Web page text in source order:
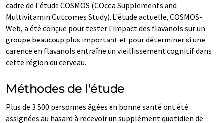
cadre de l'étude COSMOS (COcoa Supplements and
Multivitamin Outcomes Study). L'étude actuelle, COSMOS-
Web, a été conçue pour tester l'impact des flavanols sur un
groupe beaucoup plus important et pour déterminer si une
carence en flavanols entraîne un vieillissement cognitif dans
cette région du cerveau.
Méthodes de l'étude
Plus de 3 500 personnes âgées en bonne santé ont été
assignées au hasard à recevoir un supplément quotidien de